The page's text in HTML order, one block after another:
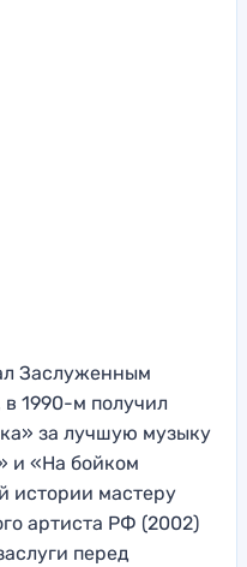
Заслуженным
1990-м получил
за лучшую музыку
и «На бойком
истории мастеру
артиста РФ (2002)
перед